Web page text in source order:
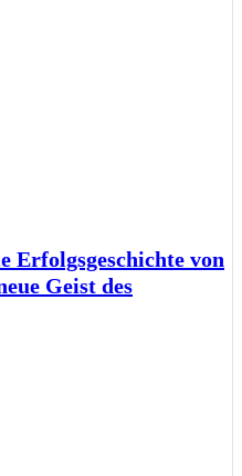
Erfolgsgeschichte von
Geist des